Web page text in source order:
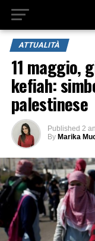
ATTUALITÀ
11 maggio,
kefiah:
palestinese
Published 2
By Marika